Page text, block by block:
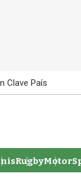
Clave País
Rugby